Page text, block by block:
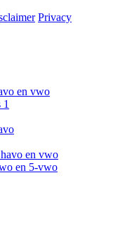
Privacy
en vwo
en vwo
en 5-vwo